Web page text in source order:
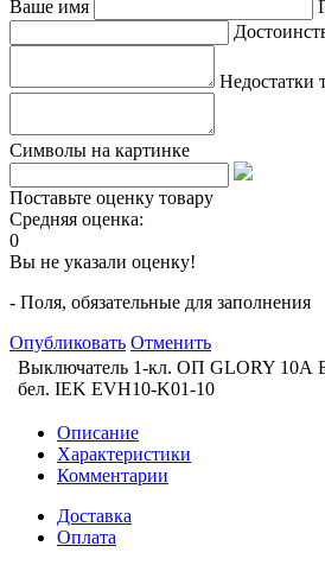
Ваше имя
Недостатки
Символы на картинке
Поставьте оценку товару
Средняя оценка:
0
Вы не указали оценку!
- Поля, обязательные для заполнения
Опубликовать Отменить
Выключатель 1-кл. ОП GLORY 10А
бел. IEK EVH10-K01-10
Описание
Характеристики
Комментарии
Доставка
Оплата